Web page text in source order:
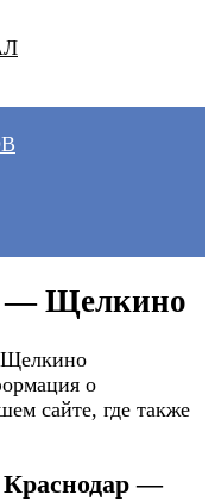
— Щелкино
о
сайте, где также
Краснодар —